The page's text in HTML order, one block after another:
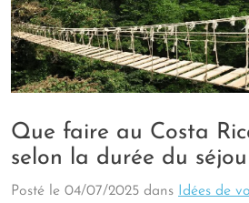
Que faire au Costa
selon la durée du
Posté le 04/07/2025 dans Idées de